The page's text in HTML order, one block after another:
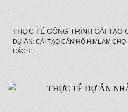
THỰC TẾ CÔNG TRÌNH CẢI TẠO
DỰ ÁN: CẢI TẠO CĂN HỘ HIMLAM
CÁCH:...